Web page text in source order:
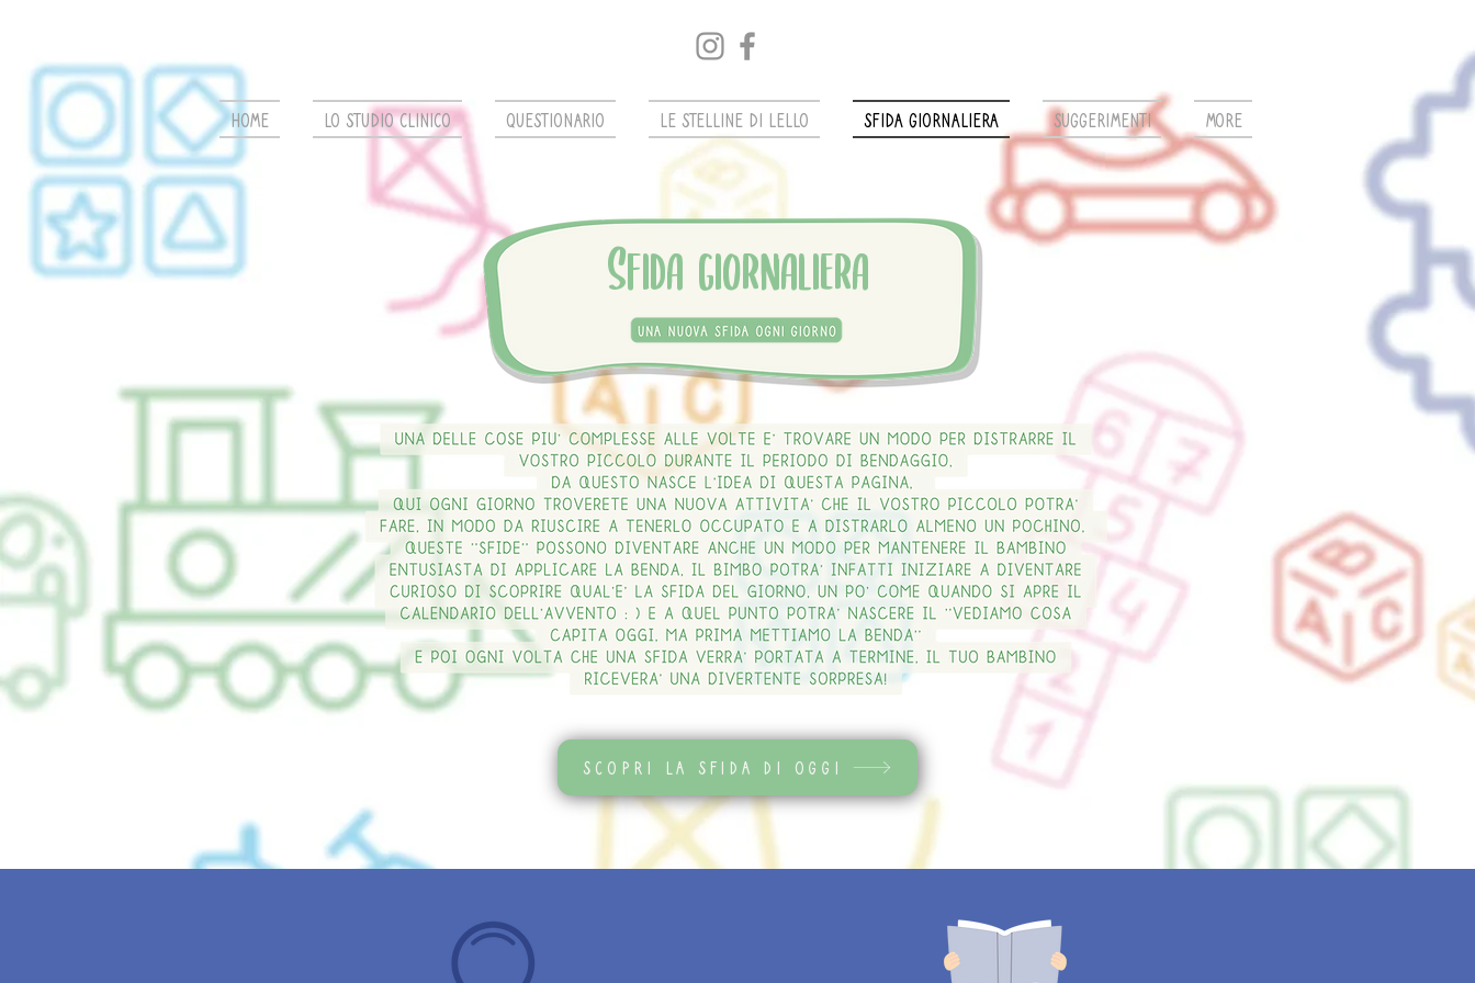
Home LO STUDIO CLINICO Questionario Le stelline di Lello sfida giornaliera suggerimenti More
Sfida giornaliera
scopri la sfida di oggi